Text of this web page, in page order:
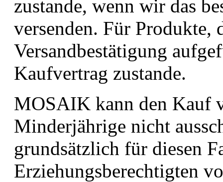
zustande, wenn wir das
versenden. Für Produkte,
Versandbestätigung
Kaufvertrag zustande.
MOSAIK kann den Kauf
Minderjährige nicht
grundsätzlich für diesen
Erziehungsberechtigten